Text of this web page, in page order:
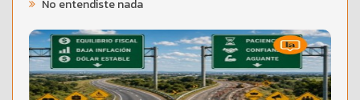
No entendiste nada